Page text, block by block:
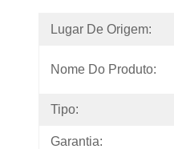
Lugar De Origem:
Nome Do Produto:
Tipo:
Garantia: